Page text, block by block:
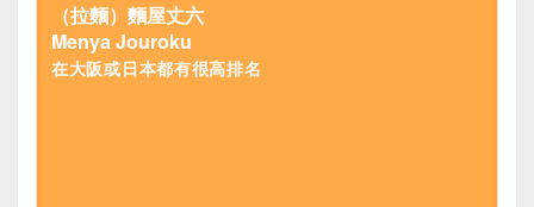
（拉麵）麵屋丈六
Menya Jouroku
在大阪或日本都有很高排名